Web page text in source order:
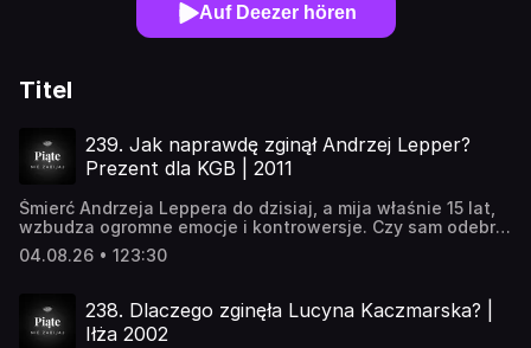
Auf Deezer hören
Titel
239. Jak naprawdę zginął Andrzej Lepper?
Prezent dla KGB | 2011
Śmierć Andrzeja Leppera do dzisiaj, a mija właśnie 15 lat,
wzbudza ogromne emocje i kontrowersje. Czy sam odebrał
sobie życie? Czy stały za tym służby? Dlaczego na jego
śmierci skorzystało KGB i Białoruś?🚨 W sytuacji
SOR – nie potrzebujesz skierowania.📞 800 12 12 12 –
Telefon zaufania Rzecznika Praw Dziecka (24h/7,
bezpłatny), czat: czat.brpd.gov.pl📞 800 119 119 – Telefon i
04.08.26 • 123:30
238. Dlaczego zginęła Lucyna Kaczmarska? |
Iłża 2002